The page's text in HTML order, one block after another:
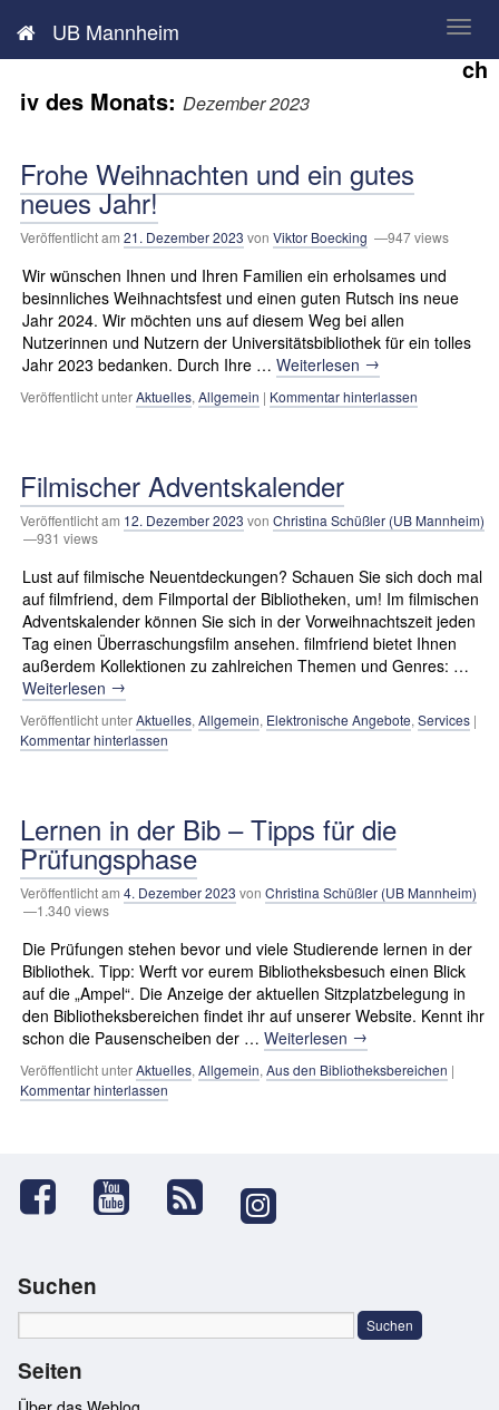
UB Mannheim
Neues aus der UB MannheimAr
ch
iv des Monats: Dezember 2023
Frohe Weihnachten und ein gutes
neues Jahr!
Veröffentlicht am 21. Dezember 2023 von Viktor Boecking —947 views
Wir wünschen Ihnen und Ihren Familien ein erholsames und
besinnliches Weihnachtsfest und einen guten Rutsch ins neue
Jahr 2024. Wir möchten uns auf diesem Weg bei allen
Nutzerinnen und Nutzern der Universitätsbibliothek für ein tolles
Jahr 2023 bedanken. Durch Ihre … Weiterlesen →
Veröffentlicht unterAktuelles, Allgemein | Kommentar hinterlassen
Filmischer Adventskalender
Veröffentlicht am 12. Dezember 2023 von Christina Schüßler (UB Mannheim)
—931 views
Lust auf filmische Neuentdeckungen? Schauen Sie sich doch mal
auf filmfriend, dem Filmportal der Bibliotheken, um! Im filmischen
Adventskalender können Sie sich in der Vorweihnachtszeit jeden
Tag einen Überraschungsfilm ansehen. filmfriend bietet Ihnen
außerdem Kollektionen zu zahlreichen Themen und Genres: …
Weiterlesen →
Veröffentlicht unterAktuelles, Allgemein, Elektronische Angebote, Services |
Kommentar hinterlassen
Lernen in der Bib – Tipps für die
Prüfungsphase
Veröffentlicht am 4. Dezember 2023 von Christina Schüßler (UB Mannheim)
—1.340 views
Die Prüfungen stehen bevor und viele Studierende lernen in der
Bibliothek. Tipp: Werft vor eurem Bibliotheksbesuch einen Blick
auf die „Ampel“. Die Anzeige der aktuellen Sitzplatzbelegung in
den Bibliotheksbereichen findet ihr auf unserer Website. Kennt ihr
schon die Pausenscheiben der … Weiterlesen →
Veröffentlicht unterAktuelles, Allgemein, Aus den Bibliotheksbereichen |
Kommentar hinterlassen
Suchen
Seiten